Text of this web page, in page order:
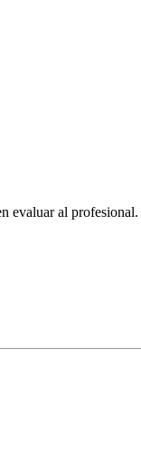
evaluar al profesional.